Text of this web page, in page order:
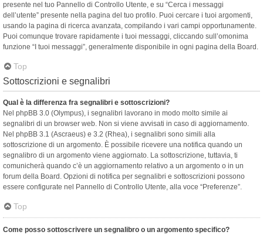
presente nel tuo Pannello di Controllo Utente, e su “Cerca i messaggi
dell’utente” presente nella pagina del tuo profilo. Puoi cercare i tuoi argomenti,
usando la pagina di ricerca avanzata, compilando i vari campi opportunamente.
Puoi comunque trovare rapidamente i tuoi messaggi, cliccando sull’omonima
funzione “I tuoi messaggi”, generalmente disponibile in ogni pagina della Board.
Top
Sottoscrizioni e segnalibri
Qual è la differenza fra segnalibri e sottoscrizioni?
Nel phpBB 3.0 (Olympus), i segnalibri lavorano in modo molto simile ai
segnalibri di un browser web. Non si viene avvisati in caso di aggiornamento.
Nel phpBB 3.1 (Ascraeus) e 3.2 (Rhea), i segnalibri sono simili alla
sottoscrizione di un argomento. È possibile ricevere una notifica quando un
segnalibro di un argomento viene aggiornato. La sottoscrizione, tuttavia, ti
comunicherà quando c’è un aggiornamento relativo a un argomento o in un
forum della Board. Opzioni di notifica per segnalibri e sottoscrizioni possono
essere configurate nel Pannello di Controllo Utente, alla voce “Preferenze”.
Top
Come posso sottoscrivere un segnalibro o un argomento specifico?